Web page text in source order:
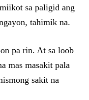
sa paligid ang
tahimik na.
pa rin. At sa loob
mas masakit pala
sakit na